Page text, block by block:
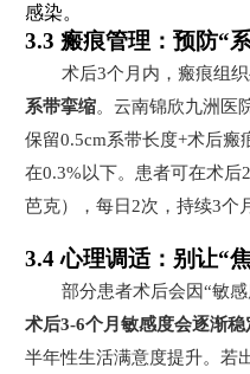
感染。
3.3 瘢痕管理：预防“
术后3个月内，瘢痕组
系带挛缩。云南锦欣九洲医
保留0.5cm系带长度+术后瘢
在0.3%以下。患者可在术后
芭克），每日2次，持续3个
3.4 心理调适：别让“
部分患者术后会因“敏
术后3-6个月敏感度会逐渐稳
半年性生活满意度提升。若